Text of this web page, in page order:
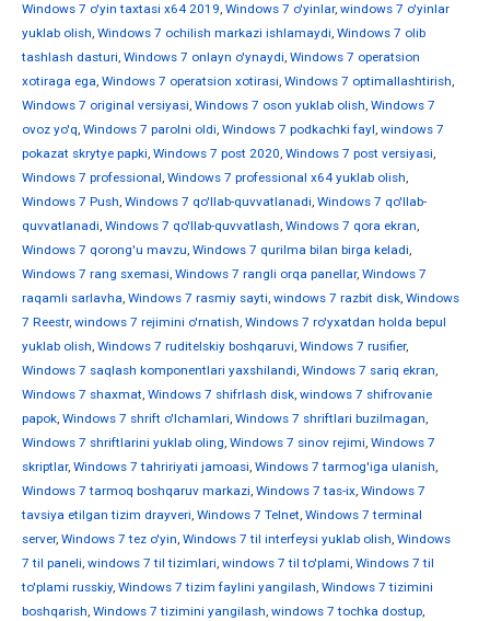
Windows 7 o'yin taxtasi x64 2019, Windows 7 o'yinlar, windows 7 o'yinlar
yuklab olish, Windows 7 ochilish markazi ishlamaydi, Windows 7 olib
tashlash dasturi, Windows 7 onlayn o'ynaydi, Windows 7 operatsion
xotiraga ega, Windows 7 operatsion xotirasi, Windows 7 optimallashtirish,
Windows 7 original versiyasi, Windows 7 oson yuklab olish, Windows 7
ovoz yo'q, Windows 7 parolni oldi, Windows 7 podkachki fayl, windows 7
pokazat skrytye papki, Windows 7 post 2020, Windows 7 post versiyasi,
Windows 7 professional, Windows 7 professional x64 yuklab olish,
Windows 7 Push, Windows 7 qo'llab-quvvatlanadi, Windows 7 qo'llab-
quvvatlanadi, Windows 7 qo'llab-quvvatlash, Windows 7 qora ekran,
Windows 7 qorong'u mavzu, Windows 7 qurilma bilan birga keladi,
Windows 7 rang sxemasi, Windows 7 rangli orqa panellar, Windows 7
raqamli sarlavha, Windows 7 rasmiy sayti, windows 7 razbit disk, Windows
7 Reestr, windows 7 rejimini o'rnatish, Windows 7 ro'yxatdan holda bepul
yuklab olish, Windows 7 ruditelskiy boshqaruvi, Windows 7 rusifier,
Windows 7 saqlash komponentlari yaxshilandi, Windows 7 sariq ekran,
Windows 7 shaxmat, Windows 7 shifrlash disk, windows 7 shifrovanie
papok, Windows 7 shrift o'lchamlari, Windows 7 shriftlari buzilmagan,
Windows 7 shriftlarini yuklab oling, Windows 7 sinov rejimi, Windows 7
skriptlar, Windows 7 tahririyati jamoasi, Windows 7 tarmog'iga ulanish,
Windows 7 tarmoq boshqaruv markazi, Windows 7 tas-ix, Windows 7
tavsiya etilgan tizim drayveri, Windows 7 Telnet, Windows 7 terminal
server, Windows 7 tez o'yin, Windows 7 til interfeysi yuklab olish, Windows
7 til paneli, windows 7 til tizimlari, windows 7 til to'plami, Windows 7 til
to'plami russkiy, Windows 7 tizim faylini yangilash, Windows 7 tizimini
boshqarish, Windows 7 tizimini yangilash, windows 7 tochka dostup,